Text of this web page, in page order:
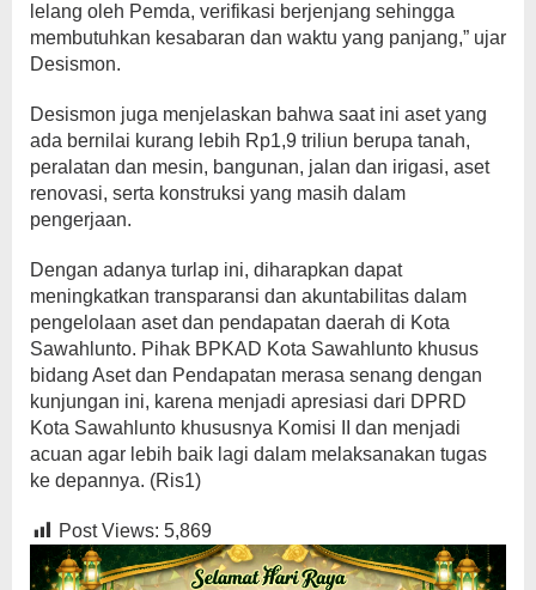
lelang oleh Pemda, verifikasi berjenjang sehingga
membutuhkan kesabaran dan waktu yang panjang,” ujar
Desismon.
Desismon juga menjelaskan bahwa saat ini aset yang
ada bernilai kurang lebih Rp1,9 triliun berupa tanah,
peralatan dan mesin, bangunan, jalan dan irigasi, aset
renovasi, serta konstruksi yang masih dalam
pengerjaan.
Dengan adanya turlap ini, diharapkan dapat
meningkatkan transparansi dan akuntabilitas dalam
pengelolaan aset dan pendapatan daerah di Kota
Sawahlunto. Pihak BPKAD Kota Sawahlunto khusus
bidang Aset dan Pendapatan merasa senang dengan
kunjungan ini, karena menjadi apresiasi dari DPRD
Kota Sawahlunto khususnya Komisi II dan menjadi
acuan agar lebih baik lagi dalam melaksanakan tugas
ke depannya. (Ris1)
Post Views: 5,869